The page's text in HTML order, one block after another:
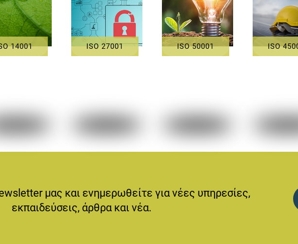
14001 ISO 27001 ISO 50001 ISO
μας και ενημερωθείτε για νέες υπηρεσίες,
εκπαιδεύσεις, άρθρα και νέα.